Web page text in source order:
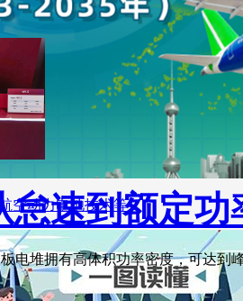
空动力电池技术等
怠速到额定
电堆拥有高体积功率密度，可达到